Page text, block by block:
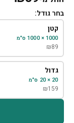
בחר גודל:
קטן
1000 × 1000 ס"מ
₪89
גדול
20 × 20 ס"מ
₪159